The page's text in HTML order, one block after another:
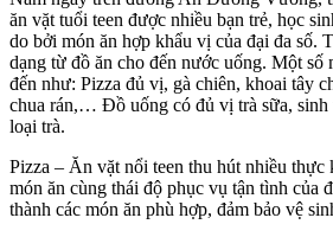
ăn vặt tuổi teen được nhiều bạn trẻ, học
do bởi món ăn hợp khẩu vị của đại đa số.
dạng từ đồ ăn cho đến nước uống. Một số
đến như: Pizza đủ vị, gà chiên, khoai tây
chua rán,… Đồ uống có đủ vị trà sữa, sinh
loại trà.
Pizza – Ăn vặt nổi teen thu hút nhiều thực
món ăn cùng thái độ phục vụ tận tình của
thành các món ăn phù hợp, đảm bảo vệ